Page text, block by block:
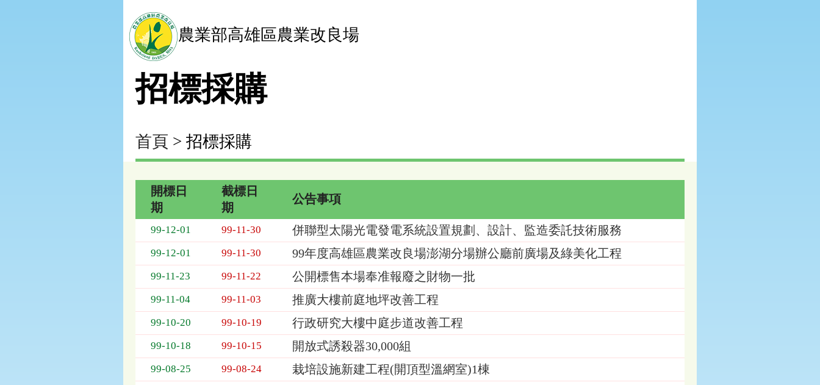
農業部高雄區農業改良場
招標採購
首頁 > 招標採購
購
表，
位
為：
開標日
期
截標日
期
公告事項
99-12-01 99-11-30 併聯型太陽光電發電系統設置規劃、設計、監造委託技術服務
99-12-01 99-11-30 99年度高雄區農業改良場澎湖分場辦公廳前廣場及綠美化工程
99-11-23 99-11-22 公開標售本場奉准報廢之財物一批
99-11-04 99-11-03 推廣大樓前庭地坪改善工程
99-10-20 99-10-19 行政研究大樓中庭步道改善工程
99-10-18 99-10-15 開放式誘殺器30,000組
99-08-25 99-08-24 栽培設施新建工程(開頂型溫網室)1棟